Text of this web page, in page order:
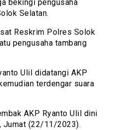
bekingi pengusaha
Selatan.
Reskrim Polres Solok
pengusaha tambang
Ulil didatangi AKP
terdengar suara
AKP Ryanto Ulil dini
Jumat (22/11/2023).